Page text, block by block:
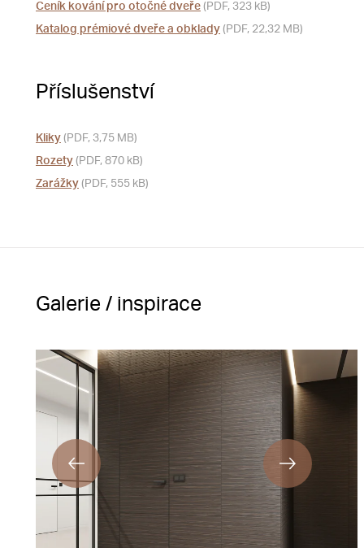
Ceník kování pro otočné dveře (PDF, 323 kB)
Katalog prémiové dveře a obklady (PDF, 22,32 MB)
Příslušenství
Kliky (PDF, 3,75 MB)
Rozety (PDF, 870 kB)
Zarážky (PDF, 555 kB)
Galerie / inspirace